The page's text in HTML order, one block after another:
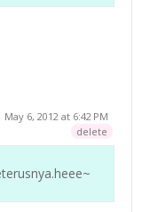
May 6, 2012 at 6:42 PM
delete